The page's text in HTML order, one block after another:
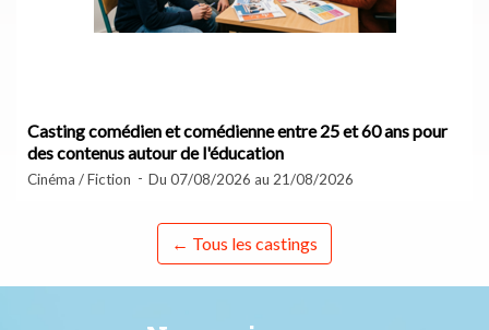
Casting comédien et comédienne entre 25 et 60 ans pour
des contenus autour de l'éducation
Cinéma / Fiction Du 07/08/2026 au 21/08/2026
← Tous les castings